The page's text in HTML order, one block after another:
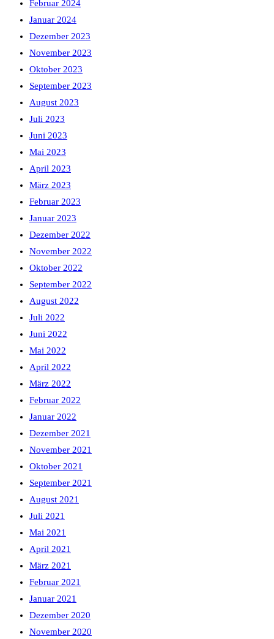
Februar 2024
Januar 2024
Dezember 2023
November 2023
Oktober 2023
September 2023
August 2023
Juli 2023
Juni 2023
Mai 2023
April 2023
März 2023
Februar 2023
Januar 2023
Dezember 2022
November 2022
Oktober 2022
September 2022
August 2022
Juli 2022
Juni 2022
Mai 2022
April 2022
März 2022
Februar 2022
Januar 2022
Dezember 2021
November 2021
Oktober 2021
September 2021
August 2021
Juli 2021
Mai 2021
April 2021
März 2021
Februar 2021
Januar 2021
Dezember 2020
November 2020